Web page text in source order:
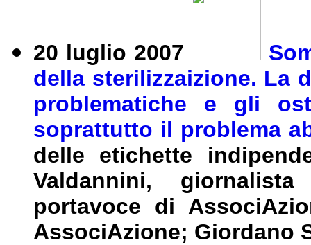
20 luglio 2007
della sterilizzaizione. La
problematiche e gli
soprattutto il problema
delle etichette
Valdannini,
portavoce di
AssociAzione; Giordano